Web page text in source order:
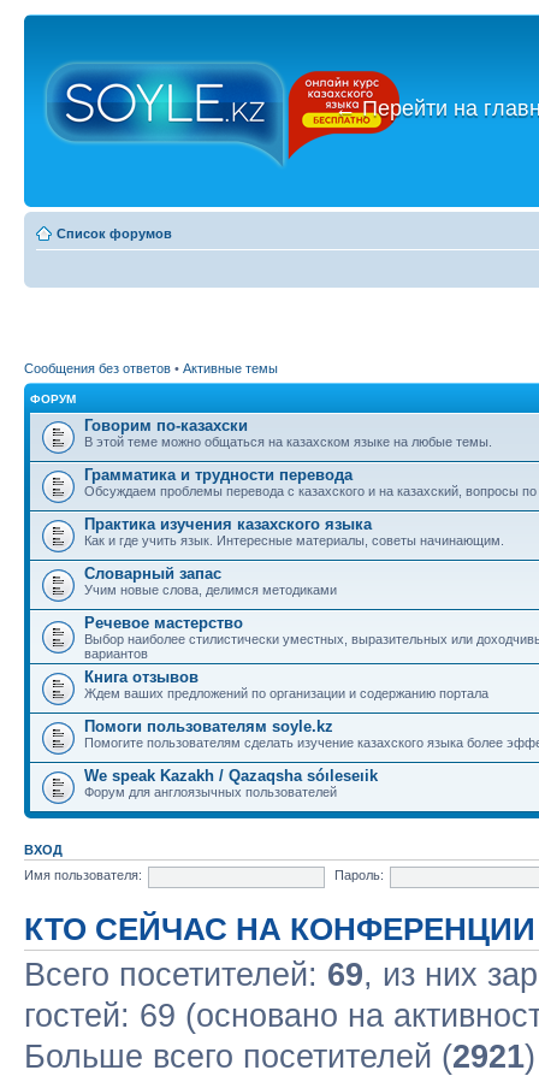
←Перейти на
Список форумов
Сообщения без ответов • Активные темы
ФОРУМ
Говорим по-казахски
В этой теме можно общаться на казахском языке на любые темы.
Грамматика и трудности перевода
Обсуждаем проблемы перевода с казахского и на казахский, вопросы
Практика изучения казахского языка
Как и где учить язык. Интересные материалы, советы начинающим.
Словарный запас
Учим новые слова, делимся методиками
Речевое мастерство
Выбор наиболее стилистически уместных, выразительных или
вариантов
Книга отзывов
Ждем ваших предложений по организации и содержанию портала
Помоги пользователям soyle.kz
Помогите пользователям сделать изучение казахского языка более
We speak Kazakh / Qazaqsha sóıleseıik
Форум для англоязычных пользователей
ВХОД
Имя пользователя:
Пароль:
КТО СЕЙЧАС НА КОНФЕРЕНЦИИ
Всего посетителей: 69, из них
гостей: 69 (основано на
Больше всего посетителей (2921